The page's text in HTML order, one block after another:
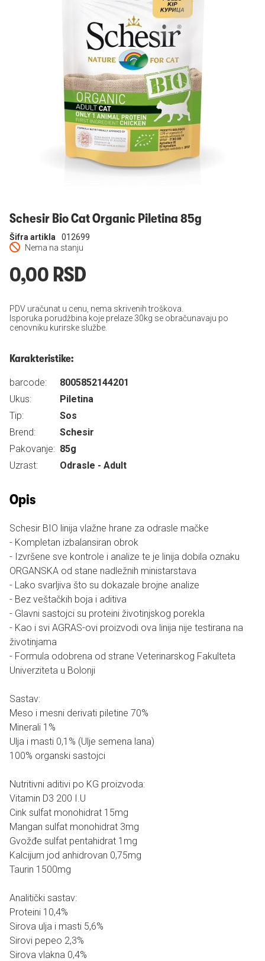
Schesir Bio Cat Organic Piletina 85g
Nema na stanju
Šifra artikla 012699
0,00 RSD
PDV uračunat u cenu, nema skrivenih troškova.
Isporuka porudžbina koje prelaze 30kg se obračunavaju po
cenovniku kurirske službe.
Karakteristike:
barcode:
8005852144201
Ukus:
Piletina
Tip:
Sos
Brend:
Schesir
Pakovanje: 85g
Uzrast:
Odrasle - Adult
Opis
Schesir BIO linija vlažne hrane za odrasle mačke
- Kompletan izbalansiran obrok
- Izvršene sve kontrole i analize te je linija dobila oznaku
ORGANSKA od stane nadležnih ministarstava
- Lako svarljiva što su dokazale brojne analize
- Bez veštačkih boja i aditiva
- Glavni sastojci su proteini životinjskog porekla
- Kao i svi AGRAS-ovi proizvodi ova linija nije testirana na
životinjama
- Formula odobrena od strane Veterinarskog Fakulteta
Univerziteta u Bolonji
Sastav:
Meso i mesni derivati piletine 70%
Minerali 1%
Ulja i masti 0,1% (Ulje semena lana)
100% organski sastojci
Nutritivni aditivi po KG proizvoda:
Vitamin D3 200 I.U
Cink sulfat monohidrat 15mg
Mangan sulfat monohidrat 3mg
Gvožđe sulfat pentahidrat 1mg
Kalcijum jod anhidrovan 0,75mg
Taurin 1500mg
Analitički sastav:
Proteini 10,4%
Sirova ulja i masti 5,6%
Sirovi pepeo 2,3%
Sirova vlakna 0,4%